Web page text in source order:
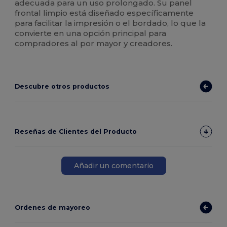
adecuada para un uso prolongado. Su panel
frontal limpio está diseñado específicamente
para facilitar la impresión o el bordado, lo que la
convierte en una opción principal para
compradores al por mayor y creadores.
Descubre otros productos
Reseñas de Clientes del Producto
Añadir un comentario
Ordenes de mayoreo